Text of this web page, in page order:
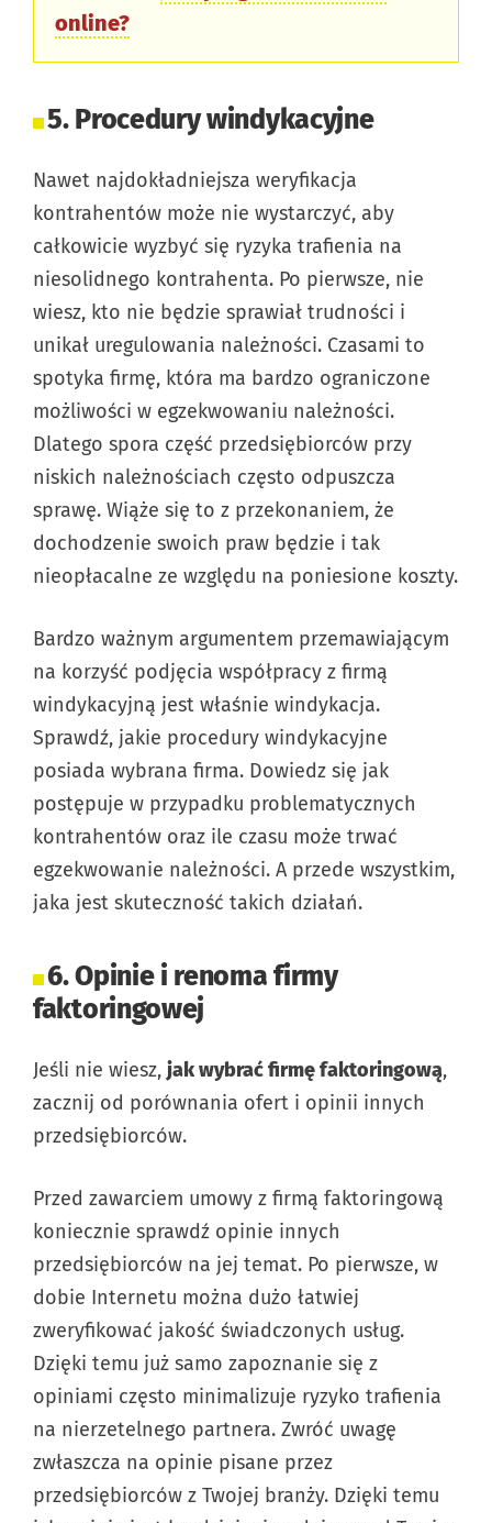
online?
5. Procedury windykacyjne
Nawet najdokładniejsza weryfikacja
kontrahentów może nie wystarczyć, aby
całkowicie wyzbyć się ryzyka trafienia na
niesolidnego kontrahenta. Po pierwsze, nie
wiesz, kto nie będzie sprawiał trudności i
unikał uregulowania należności. Czasami to
spotyka firmę, która ma bardzo ograniczone
możliwości w egzekwowaniu należności.
Dlatego spora część przedsiębiorców przy
niskich należnościach często odpuszcza
sprawę. Wiąże się to z przekonaniem, że
dochodzenie swoich praw będzie i tak
nieopłacalne ze względu na poniesione koszty.
Bardzo ważnym argumentem przemawiającym
na korzyść podjęcia współpracy z firmą
windykacyjną jest właśnie windykacja.
Sprawdź, jakie procedury windykacyjne
posiada wybrana firma. Dowiedz się jak
postępuje w przypadku problematycznych
kontrahentów oraz ile czasu może trwać
egzekwowanie należności. A przede wszystkim,
jaka jest skuteczność takich działań.
6. Opinie i renoma firmy
faktoringowej
Jeśli nie wiesz, jak wybrać firmę faktoringową,
zacznij od porównania ofert i opinii innych
przedsiębiorców.
Przed zawarciem umowy z firmą faktoringową
koniecznie sprawdź opinie innych
przedsiębiorców na jej temat. Po pierwsze, w
dobie Internetu można dużo łatwiej
zweryfikować jakość świadczonych usług.
Dzięki temu już samo zapoznanie się z
opiniami często minimalizuje ryzyko trafienia
na nierzetelnego partnera. Zwróć uwagę
zwłaszcza na opinie pisane przez
przedsiębiorców z Twojej branży. Dzięki temu